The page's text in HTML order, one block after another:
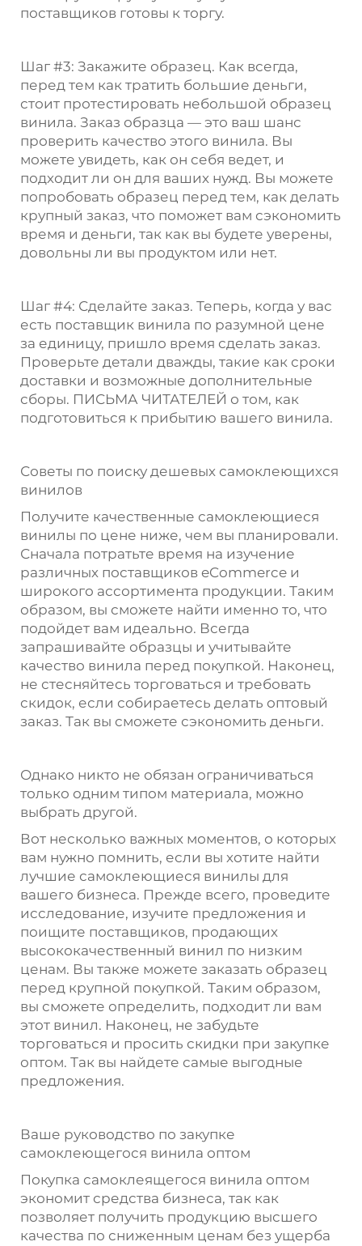
поставщиков готовы к торгу.
Шаг #3: Закажите образец. Как всегда,
перед тем как тратить большие деньги,
стоит протестировать небольшой образец
винила. Заказ образца — это ваш шанс
проверить качество этого винила. Вы
можете увидеть, как он себя ведет, и
подходит ли он для ваших нужд. Вы можете
попробовать образец перед тем, как делать
крупный заказ, что поможет вам сэкономить
время и деньги, так как вы будете уверены,
довольны ли вы продуктом или нет.
Шаг #4: Сделайте заказ. Теперь, когда у вас
есть поставщик винила по разумной цене
за единицу, пришло время сделать заказ.
Проверьте детали дважды, такие как сроки
доставки и возможные дополнительные
сборы. ПИСЬМА ЧИТАТЕЛЕЙ о том, как
подготовиться к прибытию вашего винила.
Советы по поиску дешевых самоклеющихся
винилов
Получите качественные самоклеющиеся
винилы по цене ниже, чем вы планировали.
Сначала потратьте время на изучение
различных поставщиков eCommerce и
широкого ассортимента продукции. Таким
образом, вы сможете найти именно то, что
подойдет вам идеально. Всегда
запрашивайте образцы и учитывайте
качество винила перед покупкой. Наконец,
не стесняйтесь торговаться и требовать
скидок, если собираетесь делать оптовый
заказ. Так вы сможете сэкономить деньги.
Однако никто не обязан ограничиваться
только одним типом материала, можно
выбрать другой.
Вот несколько важных моментов, о которых
вам нужно помнить, если вы хотите найти
лучшие самоклеющиеся винилы для
вашего бизнеса. Прежде всего, проведите
исследование, изучите предложения и
поищите поставщиков, продающих
высококачественный винил по низким
ценам. Вы также можете заказать образец
перед крупной покупкой. Таким образом,
вы сможете определить, подходит ли вам
этот винил. Наконец, не забудьте
торговаться и просить скидки при закупке
оптом. Так вы найдете самые выгодные
предложения.
Ваше руководство по закупке
самоклеющегося винила оптом
Покупка самоклеящегося винила оптом
экономит средства бизнеса, так как
позволяет получить продукцию высшего
качества по сниженным ценам без ущерба